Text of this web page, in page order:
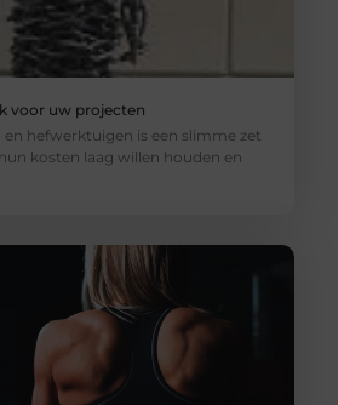
voor uw projecten
hefwerktuigen is een slimme zet
kosten laag willen houden en